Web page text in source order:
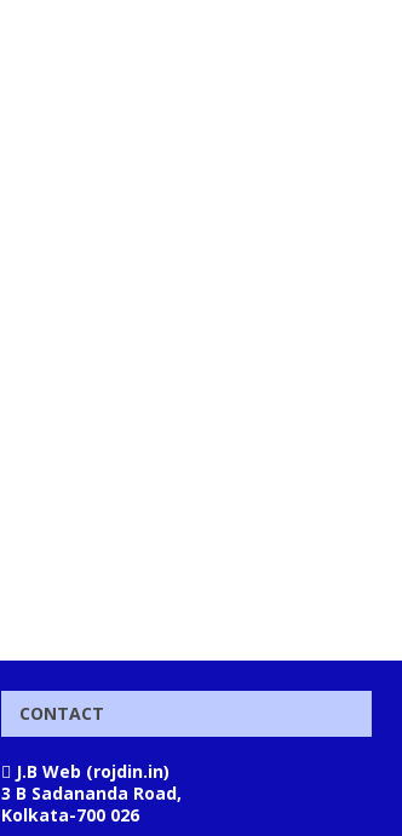
CONTACT
J.B Web (rojdin.in)
3 B Sadananda Road,
Kolkata-700 026